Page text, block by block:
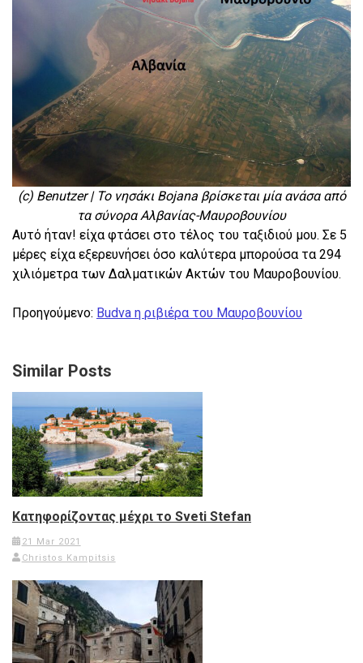
(c) Benutzer | Το νησάκι Bojana βρίσκεται μία ανάσα από
τα σύνορα Αλβανίας-Μαυροβουνίου
Αυτό ήταν! είχα φτάσει στο τέλος του ταξιδιού μου. Σε 5
μέρες είχα εξερευνήσει όσο καλύτερα μπορούσα τα 294
χιλιόμετρα των Δαλματικών Ακτών του Μαυροβουνίου.
Προηγούμενο: Budva η ριβιέρα του Μαυροβουνίου
Similar Posts
Κατηφορίζοντας μέχρι το Sveti Stefan
21 Mar 2021
Christos Kampitsis